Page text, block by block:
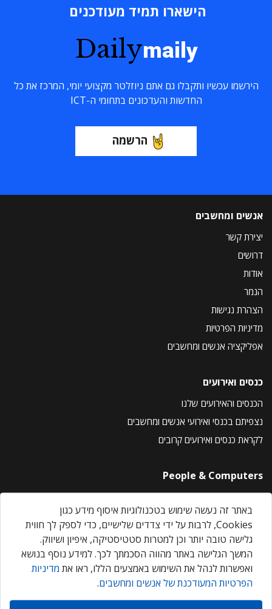
הישארו תמיד מעודכנים
Dailymaily
הירשמו עכשיו ותקבלו גם אתם ניוזלטר מקצועי יומי, המרכז את כל
החדשות והעדכונים בתחומי ה-ICT
הרשמה
אנשים ומחשבים
יצירת קשר
דרושים
אודות
הנמר
הצהרת נגישות
מדיניות הפרטיות
אפליקציה אנשים ומחשבים
כנסים ואירועים
הכנסים והאירועים שלנו
נצפיתם בכנסי ואירועי אנשים ומחשבים
לקראת כנסים ואירועים קרובים
People & Computers
About Us
Privacy Policy
Contact Us
Our Events
אנשים ומחשבים © 2026 – כל הזכויות שמורות
באתר זה נעשה שימוש בטכנולוגיות איסוף מידע כגון
Cookies, לרבות על ידי צדדים שלישיים, כדי לספק לך חווית
גלישה טובה יותר וכן למטרות סטטיסטיקה, איפיון ושיווק.
המשך הגלישה באתר מהווה הסכמתך לכך. למידע נוסף בנושא
ואפשרות לנהל את השימוש באמצעים הללו, ראו את מדיניות
הפרטיות המעודכנת של אנשים ומחשבים.